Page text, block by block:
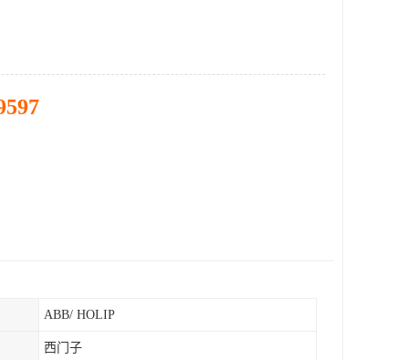
ABB/ HOLIP
西门子